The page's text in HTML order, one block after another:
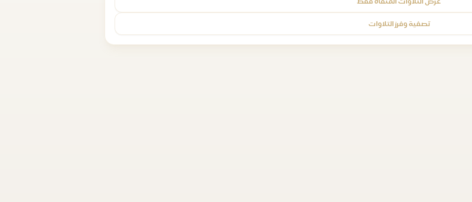
تصفية وفرز التلاوات